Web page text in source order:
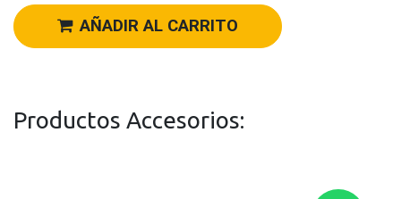
AÑADIR AL CARRITO
Productos Accesorios: